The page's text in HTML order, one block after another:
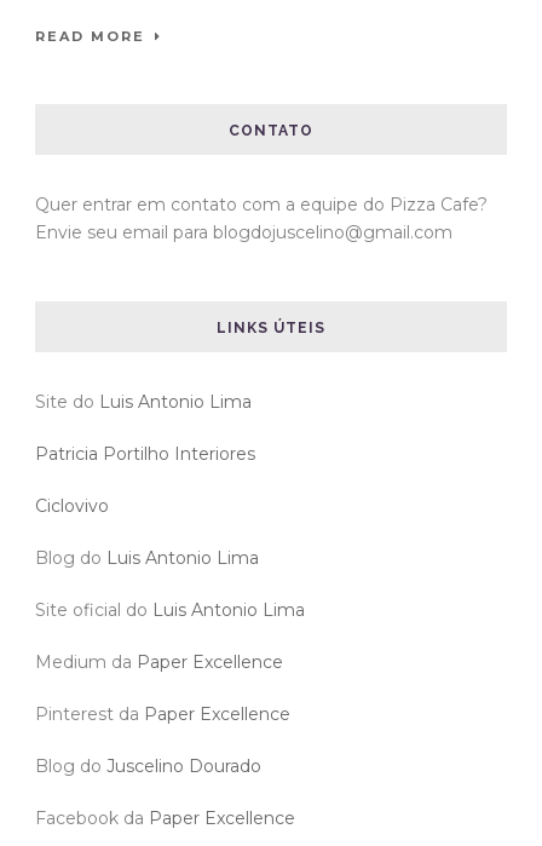
READ MORE
CONTATO
Quer entrar em contato com a equipe do Pizza Cafe?
Envie seu email para blogdojuscelino@gmail.com
LINKS ÚTEIS
Site do Luis Antonio Lima
Patricia Portilho Interiores
Ciclovivo
Blog do Luis Antonio Lima
Site oficial do Luis Antonio Lima
Medium da Paper Excellence
Pinterest da Paper Excellence
Blog do Juscelino Dourado
Facebook da Paper Excellence